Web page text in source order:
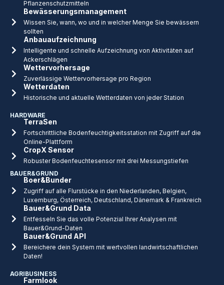
Pflanzenschutzmitteln
Bewässerungsmanagement
Wissen Sie, wann, wo und in welcher Menge Sie bewässern
sollten
Anbauaufzeichnung
Intelligente und schnelle Aufzeichnung von Aktivitäten auf
Ackerschlägen
Wettervorhersage
Zuverlässige Wettervorhersage pro Region
Wetterdaten
Historische und aktuelle Wetterdaten von jeder Station
HARDWARE
TerraSen
Fortschrittliche Bodenfeuchtigkeitsstation mit Zugriff auf die
Online-Plattform
CropX Sensor
Robuster Bodenfeuchtesensor mit drei Messungstiefen
BAUER&GRUND
Boer&Bunder
Zugriff auf alle Flurstücke in den Niederlanden, Belgien,
Luxemburg, Österreich, Deutschland, Dänemark & Frankreich
Bauer&Grund Data
Entfesseln Sie das volle Potenzial Ihrer Analysen mit
Bauer&Grund-Daten
Bauer&Grund API
Bereichere dein System mit wertvollen landwirtschaftlichen
Daten!
AGRIBUSINESS
Farmlook